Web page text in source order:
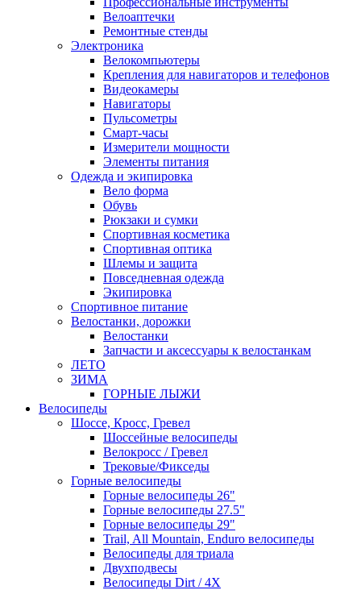
Велоаптечки
Ремонтные стенды
Электроника
Велокомпьютеры
Крепления для навигаторов и телефонов
Видеокамеры
Навигаторы
Пульсометры
Смарт-часы
Измерители мощности
Элементы питания
Одежда и экипировка
Вело форма
Обувь
Рюкзаки и сумки
Спортивная косметика
Спортивная оптика
Шлемы и защита
Повседневная одежда
Экипировка
Спортивное питание
Велостанки, дорожки
Велостанки
Запчасти и аксессуары к велостанкам
ЛЕТО
ЗИМА
ГОРНЫЕ ЛЫЖИ
Велосипеды
Шоссе, Кросс, Гревел
Шоссейные велосипеды
Велокросс / Гревел
Трековые/Фикседы
Горные велосипеды
Горные велосипеды 26"
Горные велосипеды 27.5"
Горные велосипеды 29"
Trail, All Mountain, Enduro велосипеды
Велосипеды для триала
Двухподвесы
Велосипеды Dirt / 4X